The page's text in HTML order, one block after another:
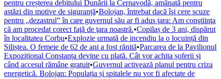
pentru creșterea debitului Dunării la Cernavodă, amânată pentru
astăzi din motive de siguranță•Bolojan, întrebat dacă îşi cere scuze
pentru „dezastrul” în care guvernul său ar fi adus ţara: Am conştiinţa
că am procedat corect faţă de ţara noastră.•Copilaș de 3 ani, dispărut
în localitatea Corbu•Explozie urmată de incendiu la o locuință din
Siliștea. O femeie de 62 de ani a fost rănită•Parcarea de la Pavilionul
Expozițional Constanța devine cu plată. Cât vor achita șoferii și
când accesul rămâne gratuit•Guvernul activează planul pentru criza
energetică. Bolojan: Populația și spitalele nu vor fi afectate de